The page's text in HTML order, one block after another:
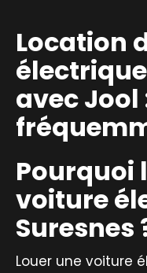
Location
avec
Pourquoi
voiture
Suresnes
Louer une voiture